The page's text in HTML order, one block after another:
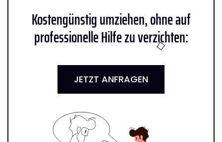
Kostengünstig umziehen, ohne auf
professionelle Hilfe zu verzichten:
JETZT ANFRAGEN